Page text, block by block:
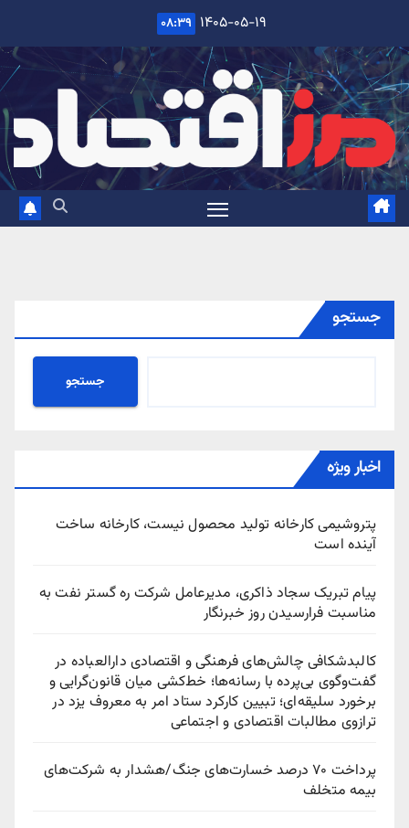
content
۱۴۰۵-۰۵-۱۹ ۰۸:۳۹
جستجو
جستجو
اخبار ویژه
پتروشیمی کارخانه تولید محصول نیست، کارخانه ساخت
آینده است
پیام تبریک سجاد ذاکری، مدیرعامل شرکت ره‌ گستر نفت به
مناسبت فرارسیدن روز خبرنگار
کالبدشکافی چالش‌های فرهنگی و اقتصادی دارالعباده در
گفت‌وگوی بی‌پرده با رسانه‌ها؛ خط‌کشی میان قانون‌گرایی و
برخورد سلیقه‌ای؛ تبیین کارکرد ستاد امر به معروف یزد در
ترازوی مطالبات اقتصادی و اجتماعی
پرداخت ۷۰ درصد خسارت‌های جنگ/هشدار به شرکت‌های
بیمه متخلف